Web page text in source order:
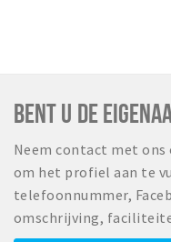
BENT U DE
Neem contact met
om het profiel aan te
telefoonnummer,
omschrijving,